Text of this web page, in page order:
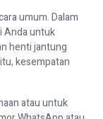
umum. Dalam
Anda untuk
henti jantung
kesempatan
atau untuk